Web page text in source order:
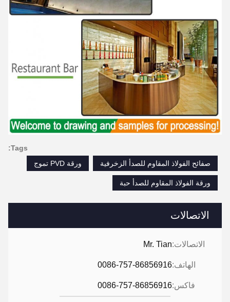
الاتصالات
الاتصالات:Mr. Tian
الهاتف:0086-757-86856916
فاكس:0086-757-86856916
Tags:
صفائح الفولاذ المقاوم للصدأ الزخرفية
ورقة PVD تموج
ورقة الفولاذ المقاوم للصدأ حبة